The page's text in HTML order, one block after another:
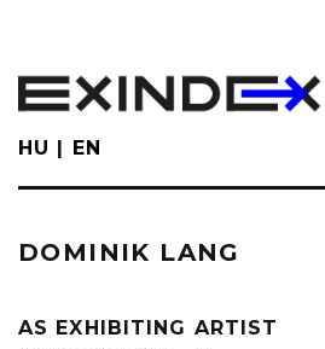
main
content
HU EN
DOMINIK LANG
AS EXHIBITING ARTIST